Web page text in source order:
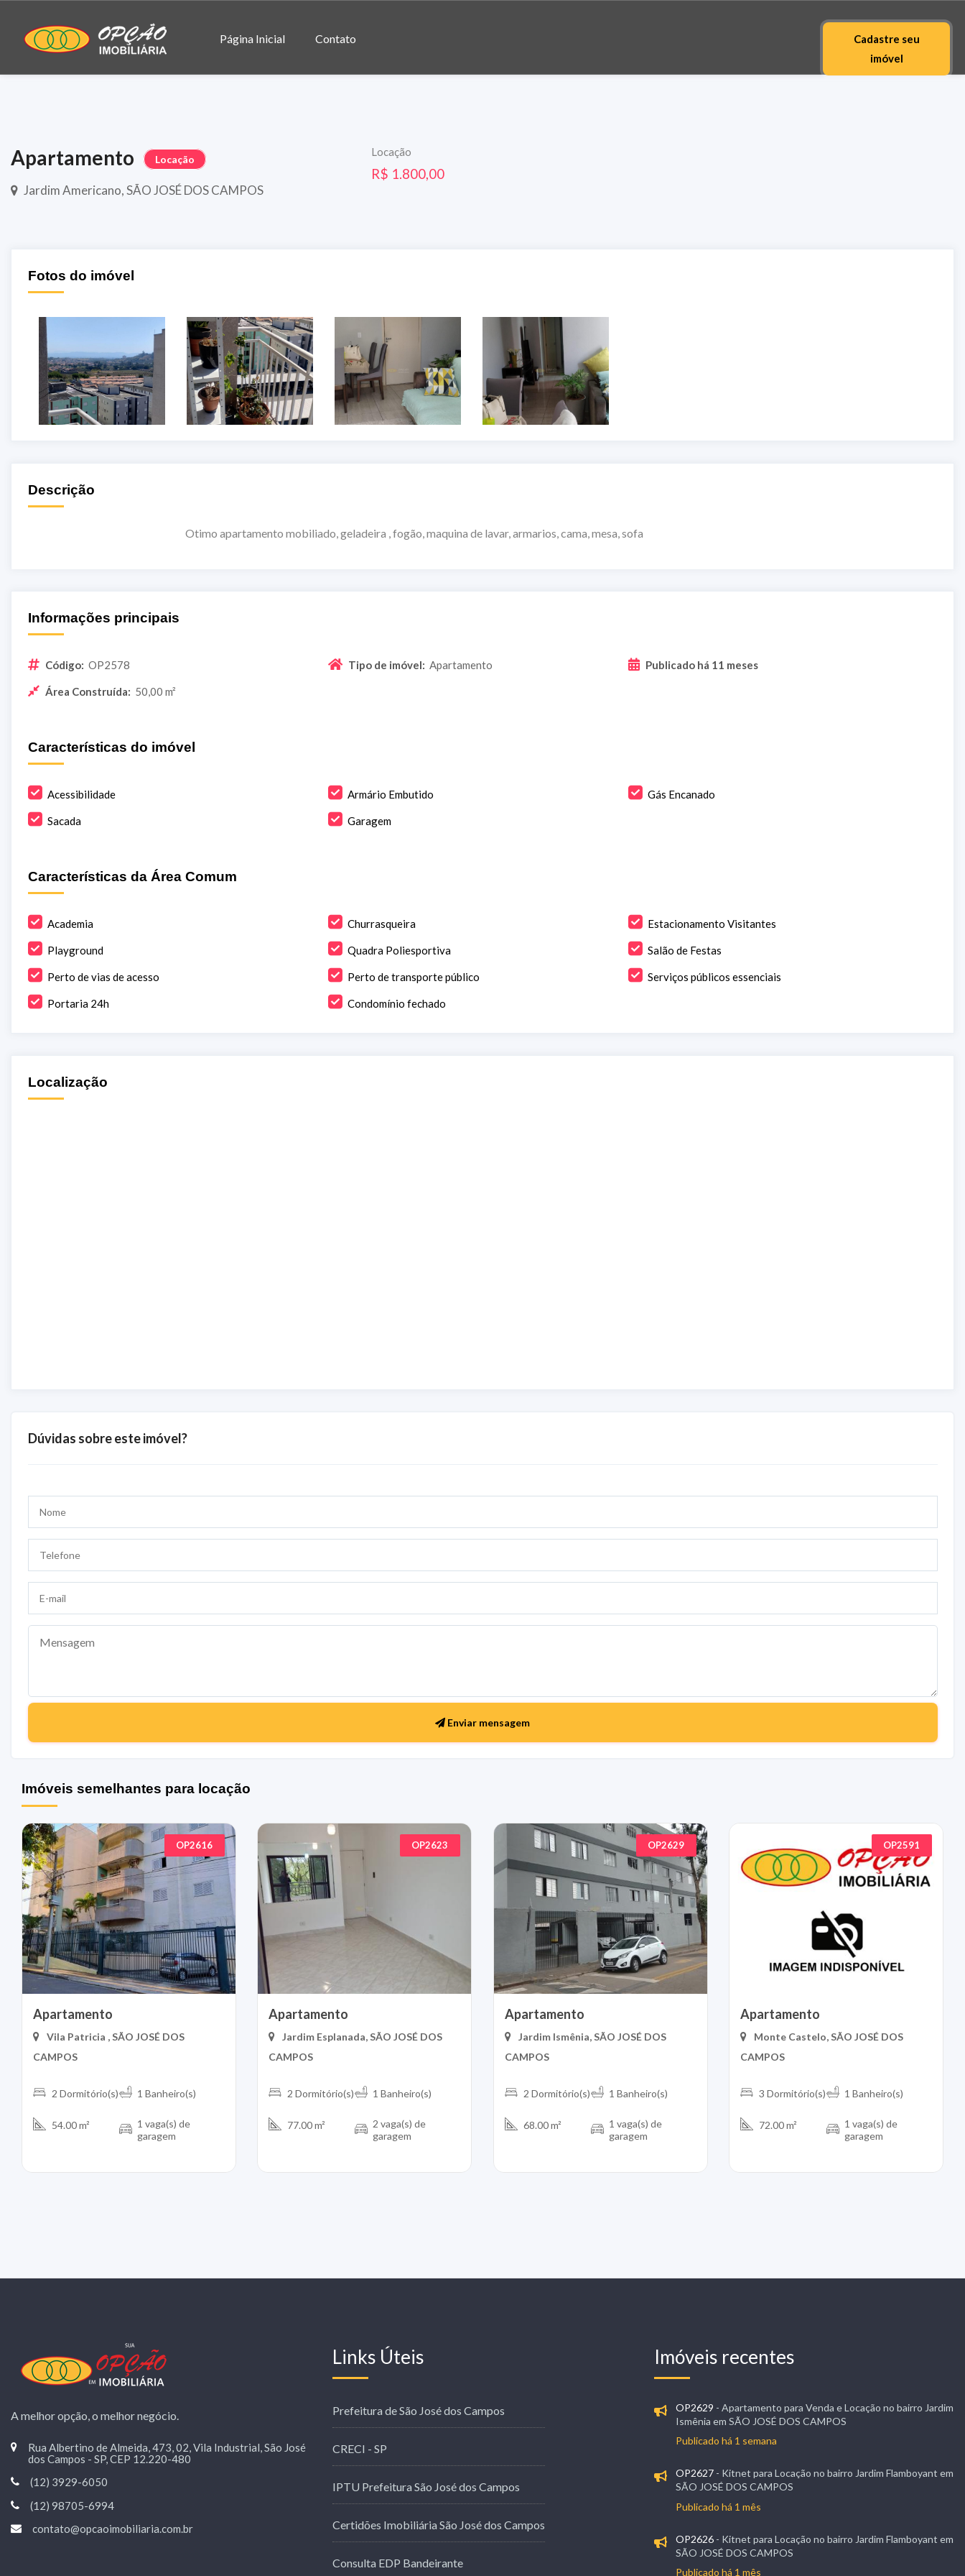
Página Inicial Contato
Cadastre seu
imóvel
Apartamento Locação
Jardim Americano, SÃO JOSÉ DOS CAMPOS
Locação
R$ 1.800,00
Fotos do imóvel
Descrição
Otimo apartamento mobiliado, geladeira , fogão, maquina de lavar, armarios, cama, mesa, sofa
Informações principais
Código: OP2578 Tipo de imóvel: Apartamento Publicado há 11 meses
Área Construída: 50,00 m²
Características do imóvel
Acessibilidade Armário Embutido Gás Encanado
Sacada Garagem
Características da Área Comum
Academia Churrasqueira Estacionamento Visitantes
Playground Quadra Poliesportiva Salão de Festas
Perto de vias de acesso Perto de transporte público Serviços públicos essenciais
Portaria 24h Condomínio fechado
Localização
Dúvidas sobre este imóvel?
Enviar mensagem
Imóveis semelhantes para locação
OP2616
Apartamento
Vila Patricia , SÃO JOSÉ DOS
CAMPOS
2 Dormitório(s) 1 Banheiro(s)
54.00 m²
1 vaga(s) de
garagem
OP2623
Apartamento
Jardim Esplanada, SÃO JOSÉ DOS
CAMPOS
2 Dormitório(s) 1 Banheiro(s)
77.00 m²
2 vaga(s) de
garagem
OP2629
Apartamento
Jardim Ismênia, SÃO JOSÉ DOS
CAMPOS
2 Dormitório(s) 1 Banheiro(s)
68.00 m²
1 vaga(s) de
garagem
OP2591
Apartamento
Monte Castelo, SÃO JOSÉ DOS
CAMPOS
3 Dormitório(s) 1 Banheiro(s)
72.00 m²
1 vaga(s) de
garagem
A melhor opção, o melhor negócio.
Rua Albertino de Almeida, 473, 02, Vila Industrial, São José
dos Campos - SP, CEP 12.220-480
(12) 3929-6050
(12) 98705-6994
contato@opcaoimobiliaria.com.br
Links Úteis
Prefeitura de São José dos Campos
CRECI - SP
IPTU Prefeitura São José dos Campos
Certidões Imobiliária São José dos Campos
Consulta EDP Bandeirante
Imóveis recentes
OP2629 - Apartamento para Venda e Locação no bairro Jardim
Ismênia em SÃO JOSÉ DOS CAMPOS
Publicado há 1 semana
OP2627- Kitnet para Locação no bairro Jardim Flamboyant em
SÃO JOSÉ DOS CAMPOS
Publicado há 1 mês
OP2626- Kitnet para Locação no bairro Jardim Flamboyant em
SÃO JOSÉ DOS CAMPOS
Publicado há 1 mês